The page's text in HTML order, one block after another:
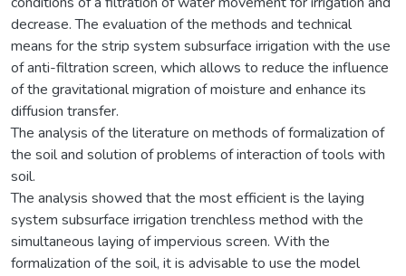
decrease. The evaluation of the methods and technical
means for the strip system subsurface irrigation with the use
of anti-filtration screen, which allows to reduce the influence
of the gravitational migration of moisture and enhance its
diffusion transfer.
The analysis of the literature on methods of formalization of
the soil and solution of problems of interaction of tools with
soil.
The analysis showed that the most efficient is the laying
system subsurface irrigation trenchless method with the
simultaneous laying of impervious screen. With the
formalization of the soil, it is advisable to use the model